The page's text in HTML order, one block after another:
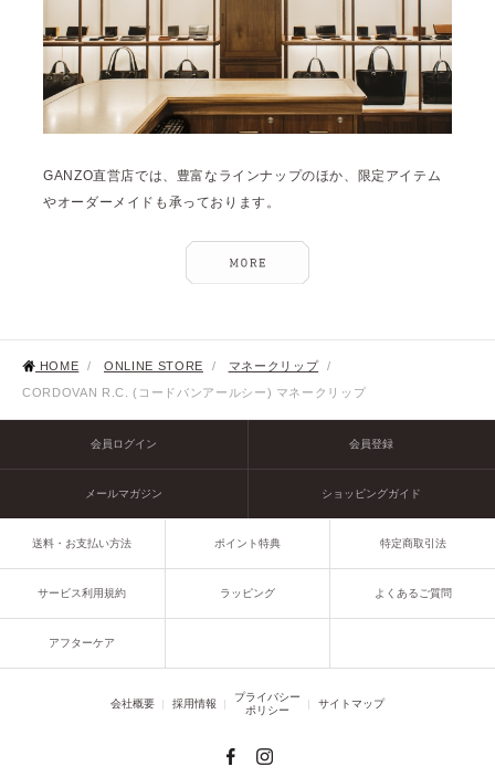
GANZO直営店では、豊富なラインナップのほか、限定アイテム
やオーダーメイドも承っております。
HOME / ONLINE STORE / マネークリップ
/
CORDOVAN R.C. (コードバンアールシー) マネークリップ
会員ログイン 会員登録
メールマガジン ショッピングガイド
送料・お支払い方法 ポイント特典 特定商取引法
サービス利用規約 ラッピング よくあるご質問
アフターケア
会社概要 採用情報
プライバシー
ポリシー
サイトマップ